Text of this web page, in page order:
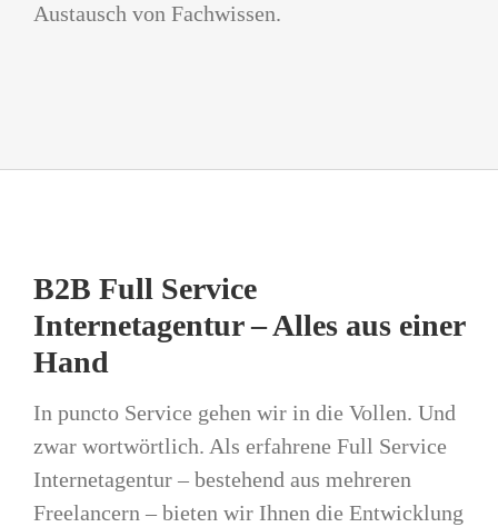
Austausch von Fachwissen.
B2B Full Service
Internetagentur – Alles aus einer
Hand
In puncto Service gehen wir in die Vollen. Und
zwar wortwörtlich. Als erfahrene Full Service
Internetagentur – bestehend aus mehreren
Freelancern – bieten wir Ihnen die Entwicklung